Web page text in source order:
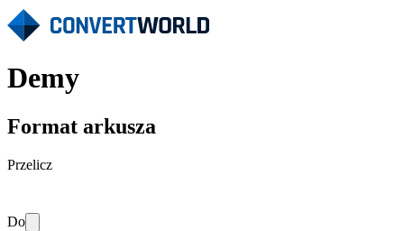
Demy
Format arkusza
Przelicz
Do